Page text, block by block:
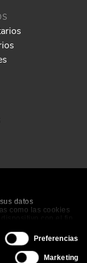
datos
como las cookies
y desarrollo de
sus datos y con
en
o clicando en
Preferencias
Marketing